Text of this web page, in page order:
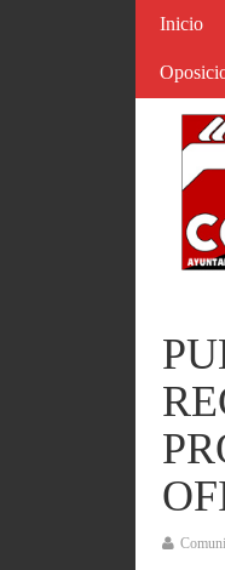
Inicio